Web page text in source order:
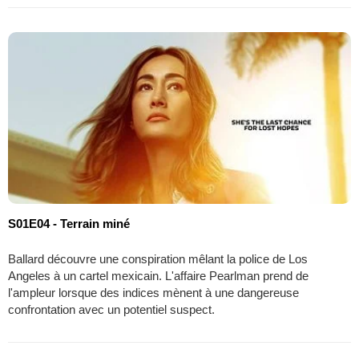
S01E04 - Terrain miné
Ballard découvre une conspiration mêlant la police de Los
Angeles à un cartel mexicain. L'affaire Pearlman prend de
l'ampleur lorsque des indices mènent à une dangereuse
confrontation avec un potentiel suspect.